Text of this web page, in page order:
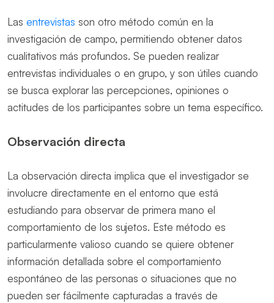
Las entrevistas son otro método común en la
investigación de campo, permitiendo obtener datos
cualitativos más profundos. Se pueden realizar
entrevistas individuales o en grupo, y son útiles cuando
se busca explorar las percepciones, opiniones o
actitudes de los participantes sobre un tema específico.
Observación directa
La observación directa implica que el investigador se
involucre directamente en el entorno que está
estudiando para observar de primera mano el
comportamiento de los sujetos. Este método es
particularmente valioso cuando se quiere obtener
información detallada sobre el comportamiento
espontáneo de las personas o situaciones que no
pueden ser fácilmente capturadas a través de